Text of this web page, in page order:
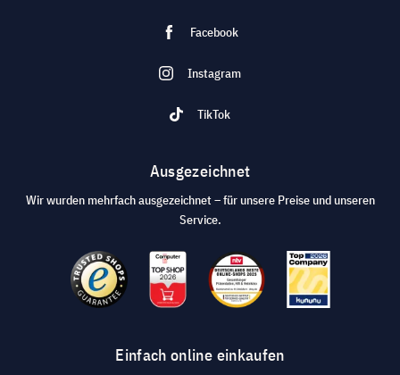
Facebook
Instagram
TikTok
Ausgezeichnet
Wir wurden mehrfach ausgezeichnet – für unsere Preise und unseren
Service.
Einfach online einkaufen